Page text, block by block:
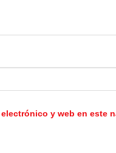
y web en este